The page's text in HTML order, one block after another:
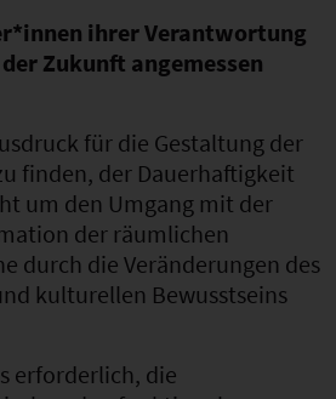
ihrer Verantwortung
Zukunft angemessen
für die Gestaltung der
finden, der Dauerhaftigkeit
um den Umgang mit der
der räumlichen
durch die Veränderungen des
kulturellen Bewusstseins
erforderlich, die